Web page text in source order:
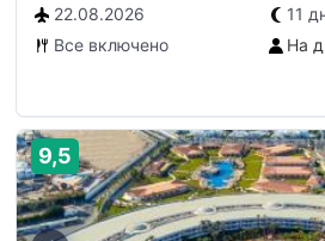
22.08.2026
11
Все включено
На
9,5